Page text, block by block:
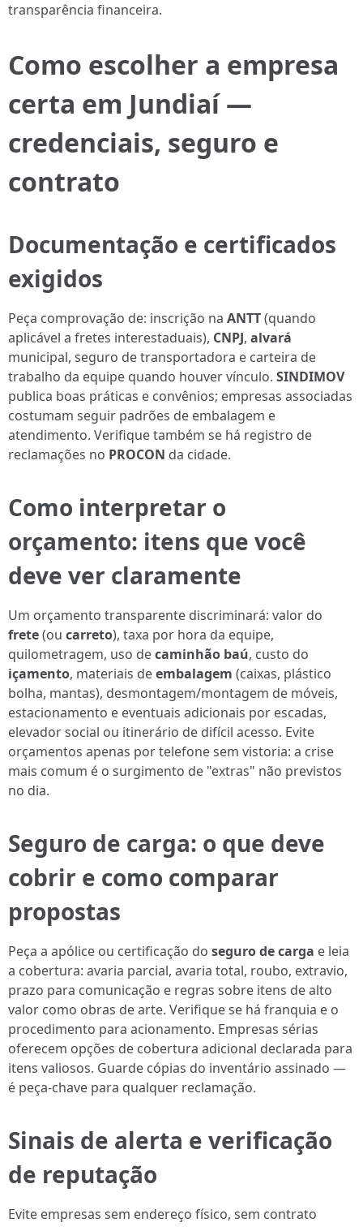
transparência financeira.
Como escolher a empresa
certa em Jundiaí —
credenciais, seguro e
contrato
Documentação e certificados
exigidos
Peça comprovação de: inscrição na ANTT(quando
aplicável a fretes interestaduais), CNPJ, alvará
municipal, seguro de transportadora e carteira de
trabalho da equipe quando houver vínculo. SINDIMOV
publica boas práticas e convênios; empresas associadas
costumam seguir padrões de embalagem e
atendimento. Verifique também se há registro de
reclamações no PROCON da cidade.
Como interpretar o
orçamento: itens que você
deve ver claramente
Um orçamento transparente discriminará: valor do
frete(ou carreto), taxa por hora da equipe,
quilometragem, uso decaminhão baú, custo do
içamento, materiais deembalagem (caixas, plástico
bolha, mantas), desmontagem/montagem de móveis,
estacionamento e eventuais adicionais por escadas,
elevador social ou itinerário de difícil acesso. Evite
orçamentos apenas por telefone sem vistoria: a crise
mais comum é o surgimento de "extras" não previstos
no dia.
Seguro de carga: o que deve
cobrir e como comparar
propostas
Peça a apólice ou certificação do seguro de carga e leia
a cobertura: avaria parcial, avaria total, roubo, extravio,
prazo para comunicação e regras sobre itens de alto
valor como obras de arte. Verifique se há franquia e o
procedimento para acionamento. Empresas sérias
oferecem opções de cobertura adicional declarada para
itens valiosos. Guarde cópias do inventário assinado —
é peça-chave para qualquer reclamação.
Sinais de alerta e verificação
de reputação
Evite empresas sem endereço físico, sem contrato